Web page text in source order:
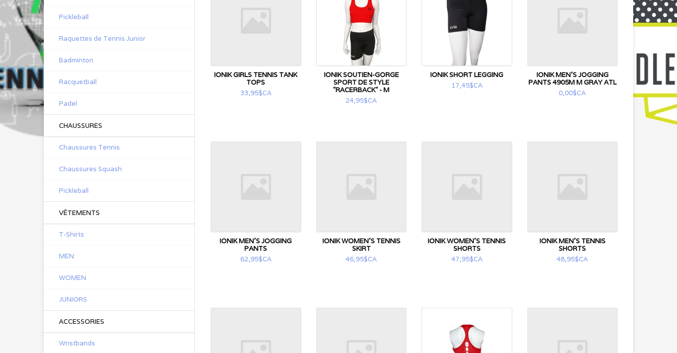
Pickleball
Raquettes de Tennis Junior
Badminton
Racquetball
Padel
CHAUSSURES
Chaussures Tennis
Chaussures Squash
Pickleball
VÊTEMENTS
T-Shirts
MEN
WOMEN
JUNIORS
ACCESSORIES
Wristbands
IONIK GIRLS TENNIS TANK
TOPS
33,95$CA
IONIK SOUTIEN-GORGE
SPORT DE STYLE
"RACERBACK" - M
24,95$CA
IONIK SHORT LEGGING
17,45$CA
IONIK MEN'S JOGGING
PANTS 4905M M GRAY ATL
0,00$CA
IONIK MEN'S JOGGING
PANTS
62,95$CA
IONIK WOMEN'S TENNIS
SKIRT
46,95$CA
IONIK WOMEN'S TENNIS
SHORTS
47,95$CA
IONIK MEN’S TENNIS
SHORTS
48,95$CA